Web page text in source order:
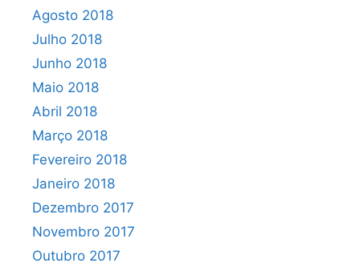
Agosto 2018
Julho 2018
Junho 2018
Maio 2018
Abril 2018
Março 2018
Fevereiro 2018
Janeiro 2018
Dezembro 2017
Novembro 2017
Outubro 2017